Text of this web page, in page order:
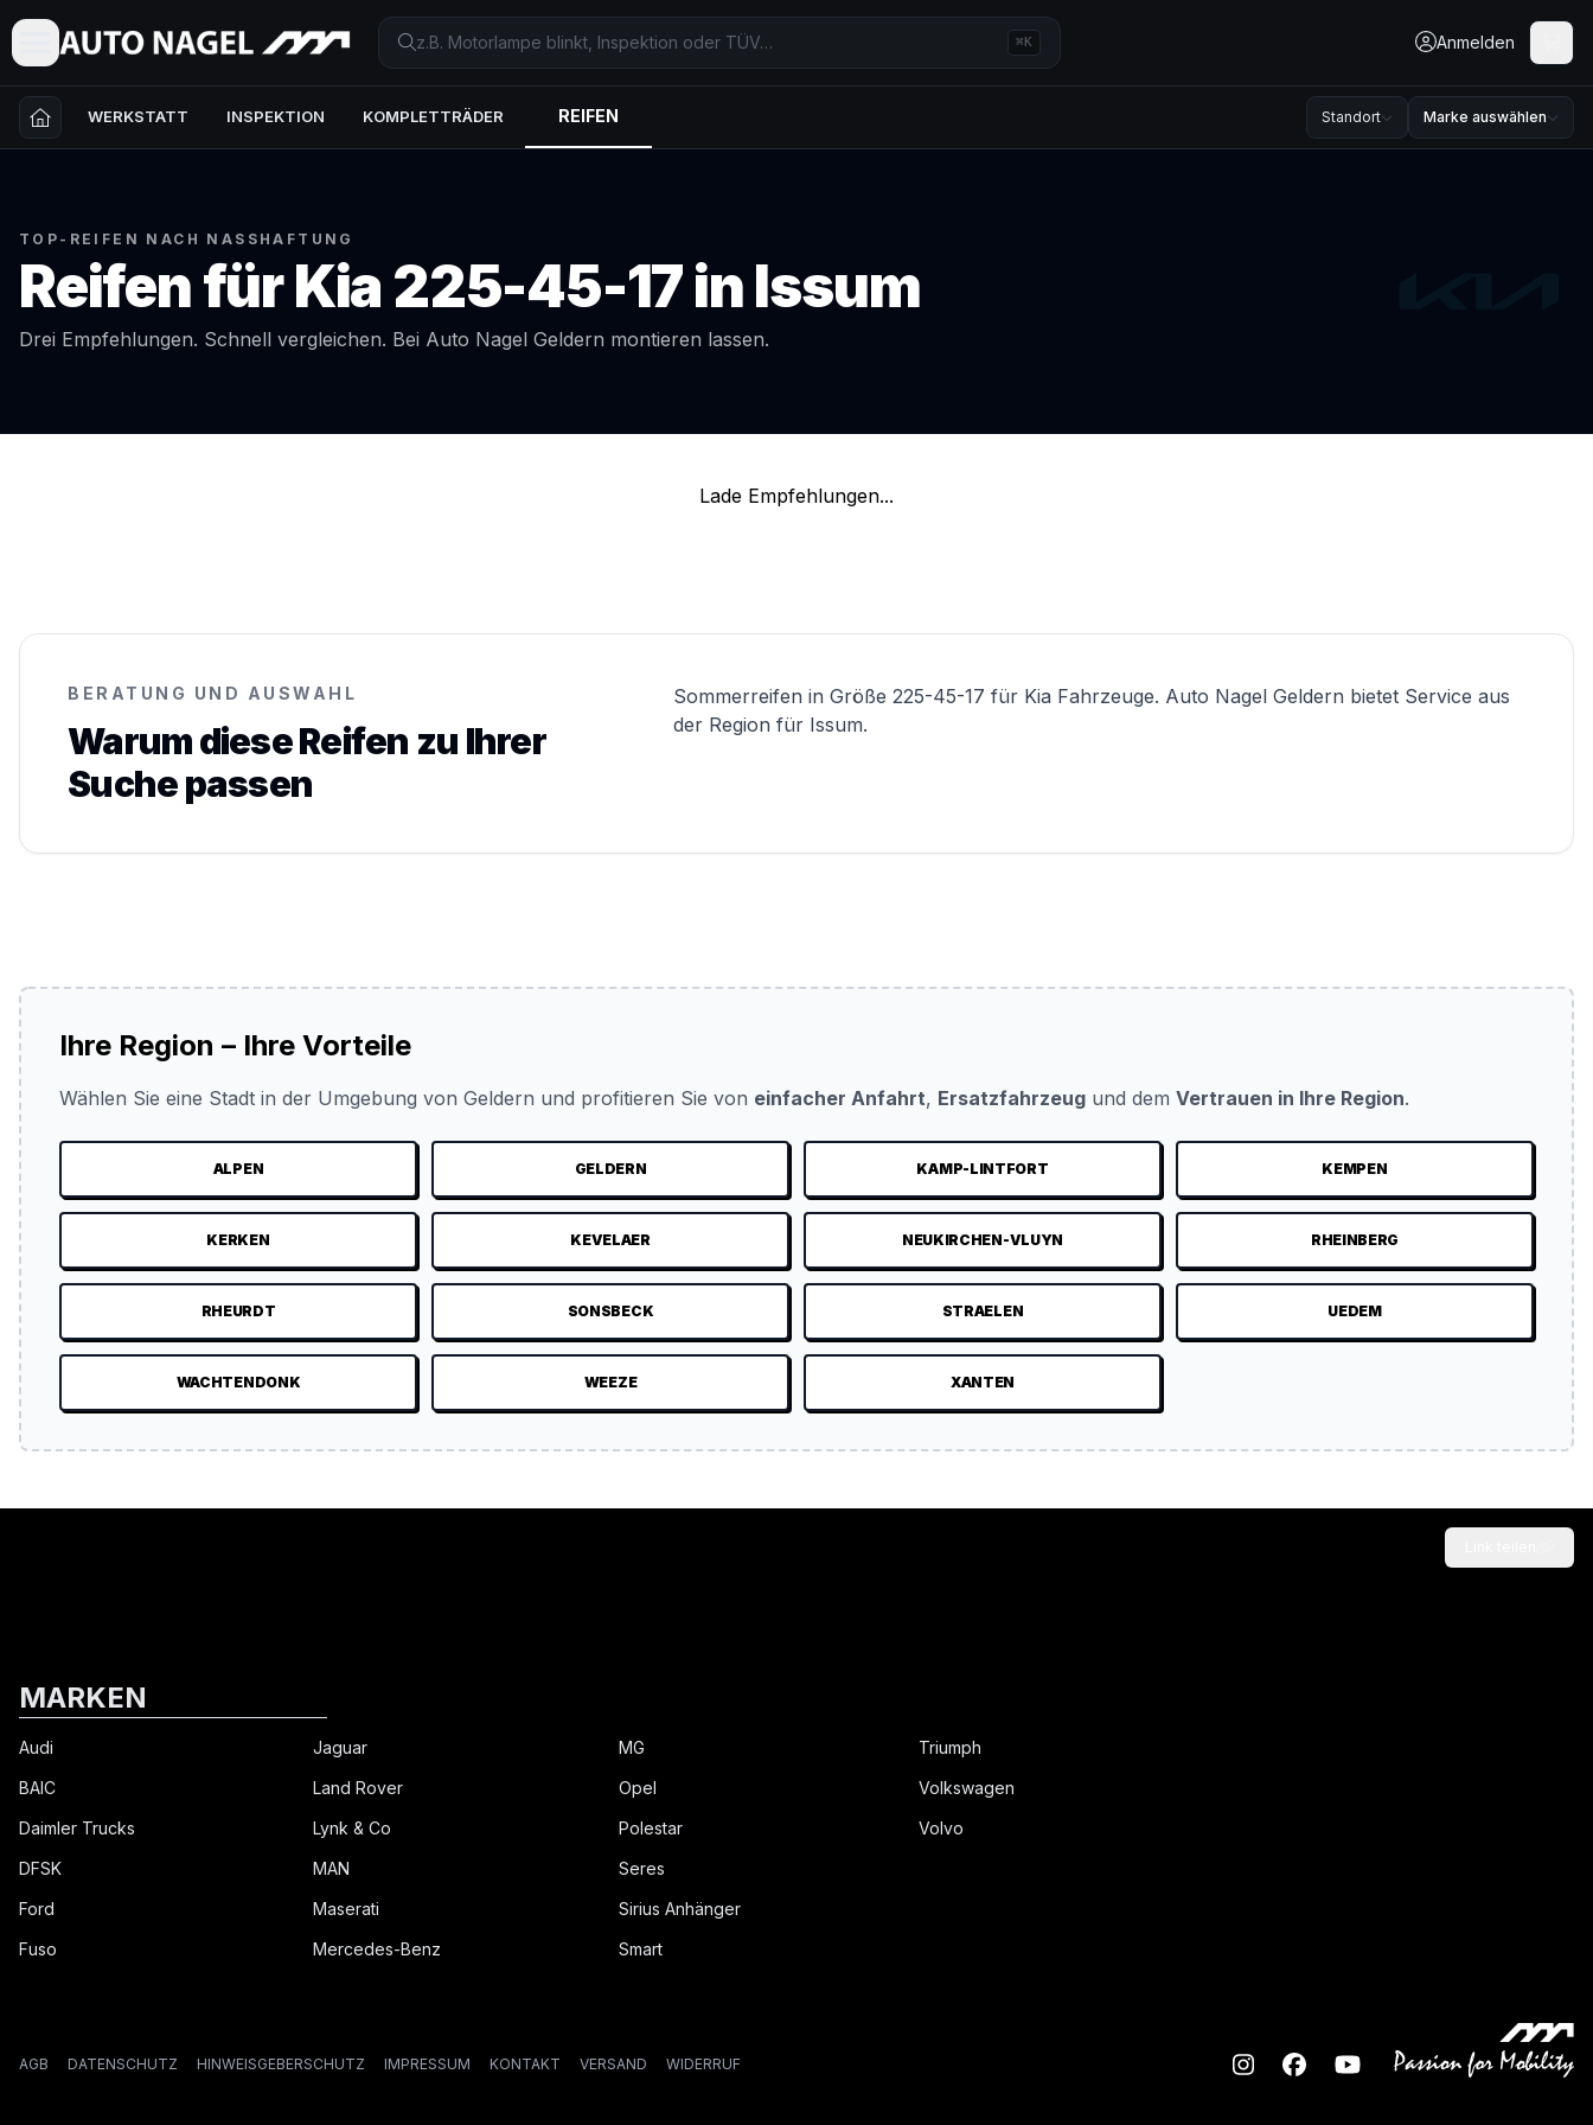
⌘K Anmelden
WERKSTATT INSPEKTION KOMPLETTRÄDER REIFEN Standort Marke auswählen
TOP-REIFEN NACH NASSHAFTUNG
Reifen fürKia 225-45-17inIssum
Drei Empfehlungen. Schnell vergleichen. Bei Auto Nagel Geldern montieren lassen.
Lade Empfehlungen...
BERATUNG UND AUSWAHL
Warum diese Reifen zu Ihrer
Suche passen
Sommerreifen in Größe 225-45-17 für Kia Fahrzeuge. Auto Nagel Geldern bietet Service aus
der Region für Issum.
Ihre Region – Ihre Vorteile
Wählen Sie eine Stadt in der Umgebung von Geldern und profitieren Sie von einfacher Anfahrt, Ersatzfahrzeug und dem Vertrauen in Ihre Region.
ALPEN GELDERN KAMP-LINTFORT KEMPEN
KERKEN KEVELAER NEUKIRCHEN-VLUYN RHEINBERG
RHEURDT SONSBECK STRAELEN UEDEM
WACHTENDONK WEEZE XANTEN
MARKEN
Audi
BAIC
Daimler Trucks
DFSK
Ford
Fuso
Jaguar
Land Rover
Lynk & Co
MAN
Maserati
Mercedes-Benz
MG
Opel
Polestar
Seres
Sirius Anhänger
Smart
Triumph
Volkswagen
Volvo
AGB DATENSCHUTZ HINWEISGEBERSCHUTZ IMPRESSUM KONTAKT VERSAND WIDERRUF